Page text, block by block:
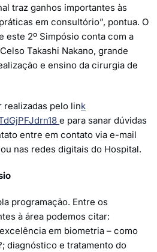
traz ganhos importantes às
em consultório”, pontua. O
este 2º Simpósio conta com a
Takashi Nakano, grande
e ensino da cirurgia de
pelo link
e para sanar dúvidas
entre em contato via e-mail
ou nas redes digitais do Hospital.
programação. Entre os
à área podemos citar:
em biometria – como
diagnóstico e tratamento do